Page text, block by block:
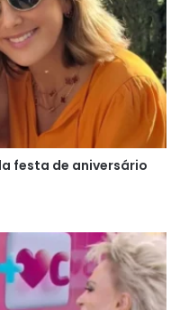
carrega ao vestir a
que ainda tem
que mais chamou
a vocês”,
tem pelos
em um cenário de
assim, fez
festa de aniversário